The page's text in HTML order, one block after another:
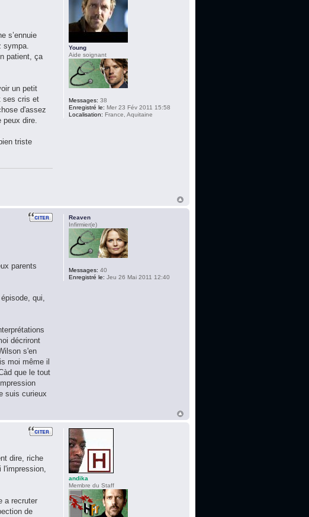
s’ennuie
patient, ça
un petit
ses cris et
d'assez
dire.
triste
Young
Aide soignant
Messages: 38
Enregistré le: Mer 23 Fév 2011 15:58
Localisation: France, Aquitaine
parents
qui,
décriront
s'en
moi même il
que le tout
suis curieux
Reaven
Infirmier(e)
Messages: 40
Enregistré le: Jeu 26 Mai 2011 12:40
dire, riche
l'impression,
a recruter
de
andika
Membre du Staff